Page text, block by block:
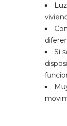
Si